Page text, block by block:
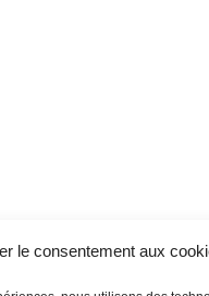
le consentement aux